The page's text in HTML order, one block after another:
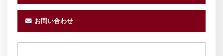
お問い合わせ